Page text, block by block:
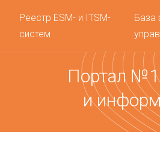
Реестр ESM- и ITSM-
систем
База
Портал
и